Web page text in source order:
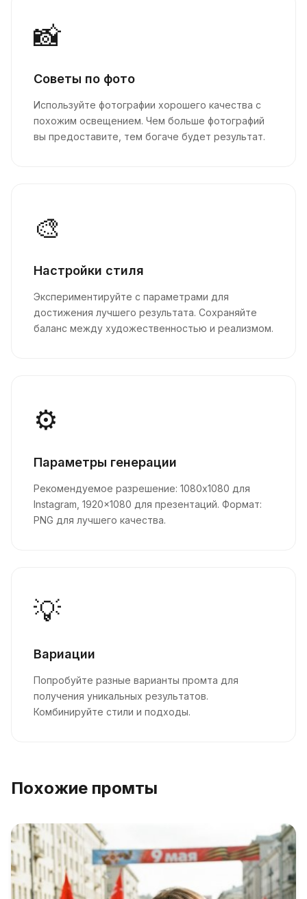
📸
Советы по фото
Используйте фотографии хорошего качества с
похожим освещением. Чем больше фотографий
вы предоставите, тем богаче будет результат.
🎨
Настройки стиля
Экспериментируйте с параметрами для
достижения лучшего результата. Сохраняйте
баланс между художественностью и реализмом.
⚙️
Параметры генерации
Рекомендуемое разрешение: 1080x1080 для
Instagram, 1920x1080 для презентаций. Формат:
PNG для лучшего качества.
💡
Вариации
Попробуйте разные варианты промта для
получения уникальных результатов.
Комбинируйте стили и подходы.
Похожие промты